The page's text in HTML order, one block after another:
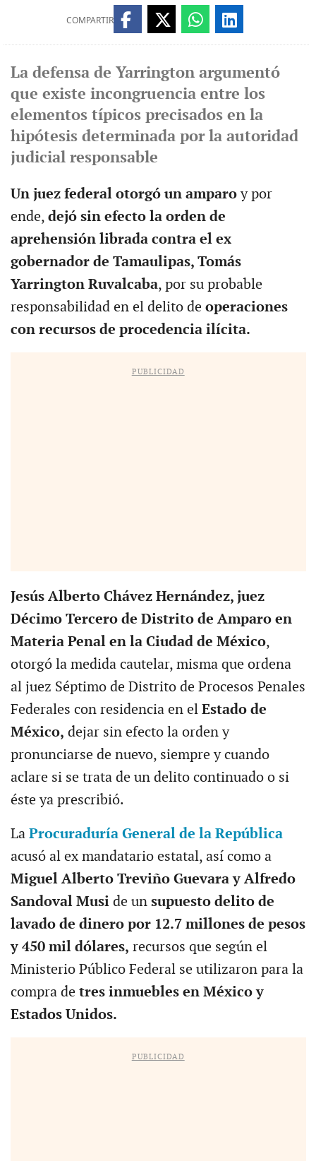
COMPARTIR
La defensa de Yarrington argumentó
que existe incongruencia entre los
elementos típicos precisados en la
hipótesis determinada por la autoridad
judicial responsable
Un juez federal otorgó un amparoy por
ende, dejó sin efecto la orden de
aprehensión librada contra el ex
gobernador de Tamaulipas, Tomás
Yarrington Ruvalcaba, por su probable
responsabilidad en el delito de operaciones
con recursos de procedencia ilícita.
PUBLICIDAD
Jesús Alberto Chávez Hernández, juez
Décimo Tercero de Distrito de Amparo en
Materia Penal en la Ciudad de México,
otorgó la medida cautelar, misma que ordena
al juez Séptimo de Distrito de Procesos Penales
Federales con residencia en el Estado de
México, dejar sin efecto la orden y
pronunciarse de nuevo, siempre y cuando
aclare si se trata de un delito continuado o si
éste ya prescribió.
La Procuraduría General de la República
acusó al ex mandatario estatal, así como a
Miguel Alberto Treviño Guevara y Alfredo
Sandoval Musi de unsupuesto delito de
lavado de dinero por 12.7 millones de pesos
y 450 mil dólares, recursos que según el
Ministerio Público Federal se utilizaron para la
compra detres inmuebles en México y
Estados Unidos.
PUBLICIDAD